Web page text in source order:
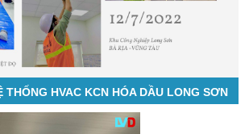
THỐNG HVAC KCN HÓA DẦU LONG SƠN